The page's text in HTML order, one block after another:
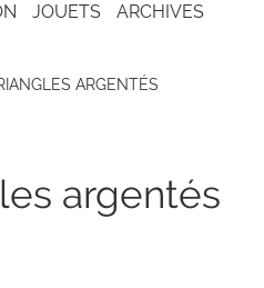
JOUETS ARCHIVES
ARGENTÉS
argentés